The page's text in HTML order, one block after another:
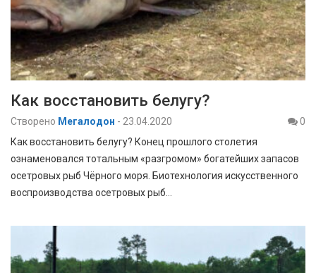
Как восстановить белугу?
Створено Мегалодон - 23.04.2020
0
Как восстановить белугу? Конец прошлого столетия
ознаменовался тотальным «разгромом» богатейших запасов
осетровых рыб Чёрного моря. Биотехнология искусственного
воспроизводства осетровых рыб…